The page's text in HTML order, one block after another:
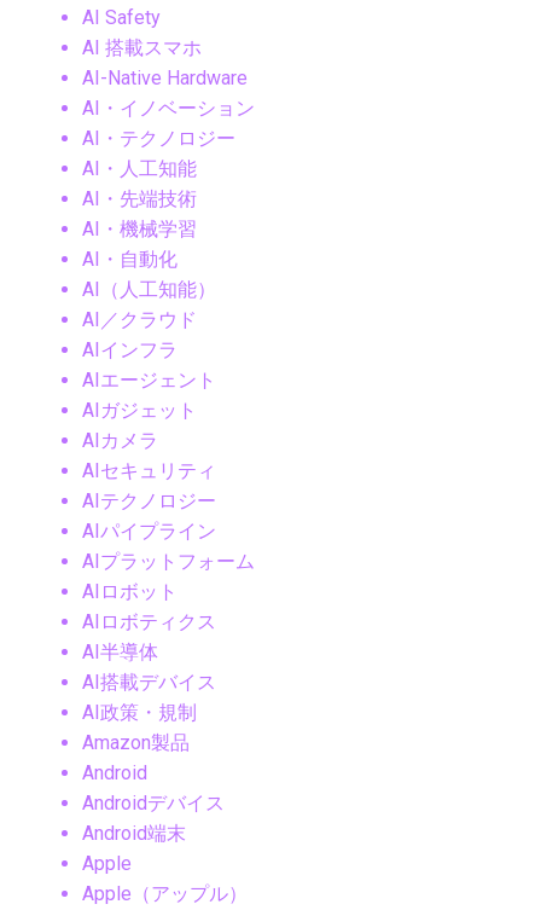
AI Safety
AI 搭載スマホ
AI-Native Hardware
AI・イノベーション
AI・テクノロジー
AI・人工知能
AI・先端技術
AI・機械学習
AI・自動化
AI（人工知能）
AI／クラウド
AIインフラ
AIエージェント
AIガジェット
AIカメラ
AIセキュリティ
AIテクノロジー
AIパイプライン
AIプラットフォーム
AIロボット
AIロボティクス
AI半導体
AI搭載デバイス
AI政策・規制
Amazon製品
Android
Androidデバイス
Android端末
Apple
Apple（アップル）